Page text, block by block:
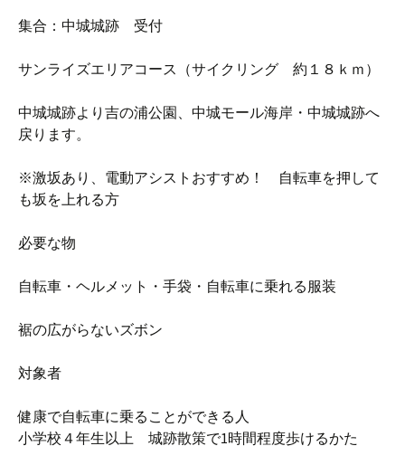
集合：中城城跡 受付
サンライズエリアコース（サイクリング 約１８ｋｍ）
中城城跡より吉の浦公園、中城モール海岸・中城城跡へ
戻ります。
※激坂あり、電動アシストおすすめ！ 自転車を押して
も坂を上れる方
必要な物
自転車・ヘルメット・手袋・自転車に乗れる服装
裾の広がらないズボン
対象者
健康で自転車に乗ることができる人
小学校４年生以上 城跡散策で1時間程度歩けるかた